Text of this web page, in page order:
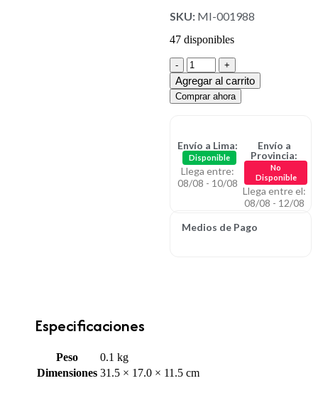
SKU: MI-001988
47 disponibles
Agregar al carrito
Comprar ahora
Envío a Lima:
Disponible
Llega entre:
08/08 - 10/08
Envío a
Provincia:
No
Disponible
Llega entre el:
08/08 - 12/08
Medios de Pago
Especificaciones
Peso
0.1 kg
Dimensiones 31.5 × 17.0 × 11.5 cm